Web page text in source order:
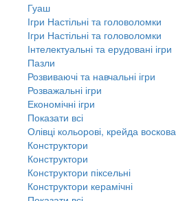
Гуаш
Ігри Настільні та головоломки
Ігри Настільні та головоломки
Інтелектуальні та ерудовані ігри
Пазли
Розвиваючі та навчальні ігри
Розважальні ігри
Економічні ігри
Показати всі
Олівці кольорові, крейда воскова
Конструктори
Конструктори
Конструктори піксельні
Конструктори керамічні